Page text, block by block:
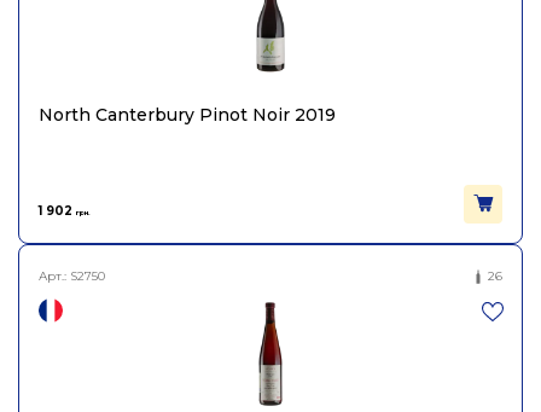
North Canterbury Pinot Noir 2019
1 902 грн.
Арт.: S2750 26